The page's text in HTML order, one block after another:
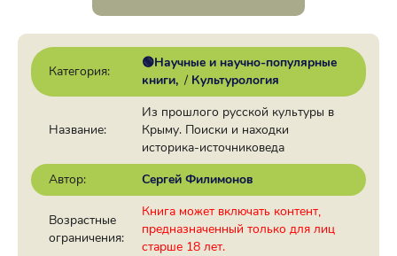
Категория:
🟢Научные и научно-популярные
книги / Культурология
Название:
Из прошлого русской культуры в
Крыму. Поиски и находки
историка-источниковеда
Автор:
Сергей Филимонов
Возрастные
ограничения:
Книга может включать контент,
предназначенный только для лиц
старше 18 лет.